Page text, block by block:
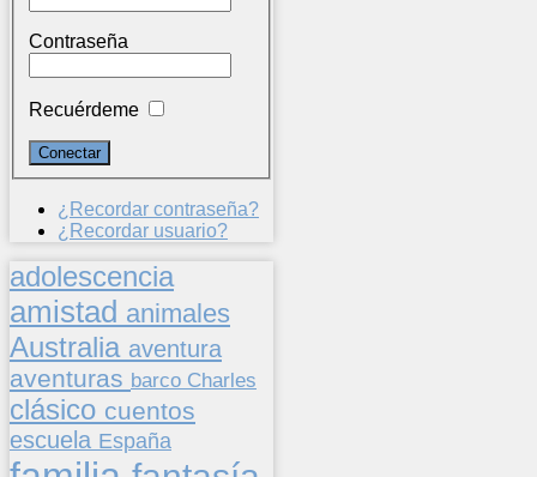
Contraseña
Recuérdeme
¿Recordar contraseña?
¿Recordar usuario?
adolescencia
amistad animales
Australia aventura
aventuras barco Charles
clásico cuentos
escuela España